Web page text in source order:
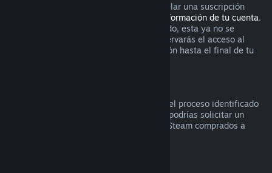
Por favor ten en cuenta que puedes cancelar una suscripción
información de tu cuenta.
Una vez que la suscripción se ha cancelado, esta ya no se
renovará automáticamente, aunque conservarás el acceso al
contenido y los beneficios de la suscripción hasta el final de tu
Dentro del periodo de tiempo aplicable y el proceso identificado
, podrías solicitar un
reembolso por hardware y accesorios de Steam comprados a